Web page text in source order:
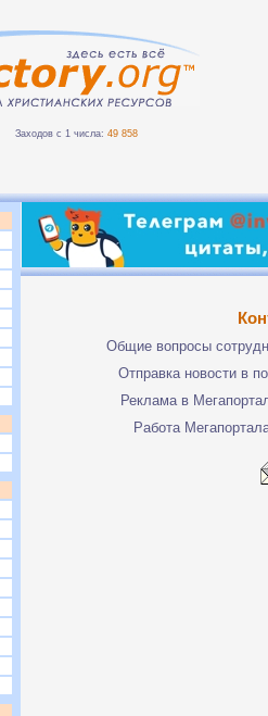
Заходов с 1 числа: 49 858
Общие вопросы
Отправка новости в
Реклама в
Работа